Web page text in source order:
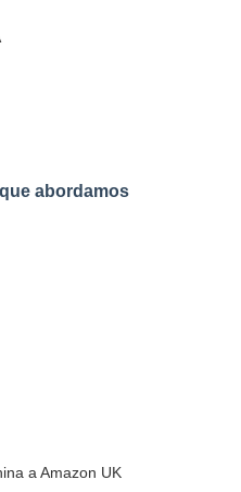
abordamos
a Amazon UK